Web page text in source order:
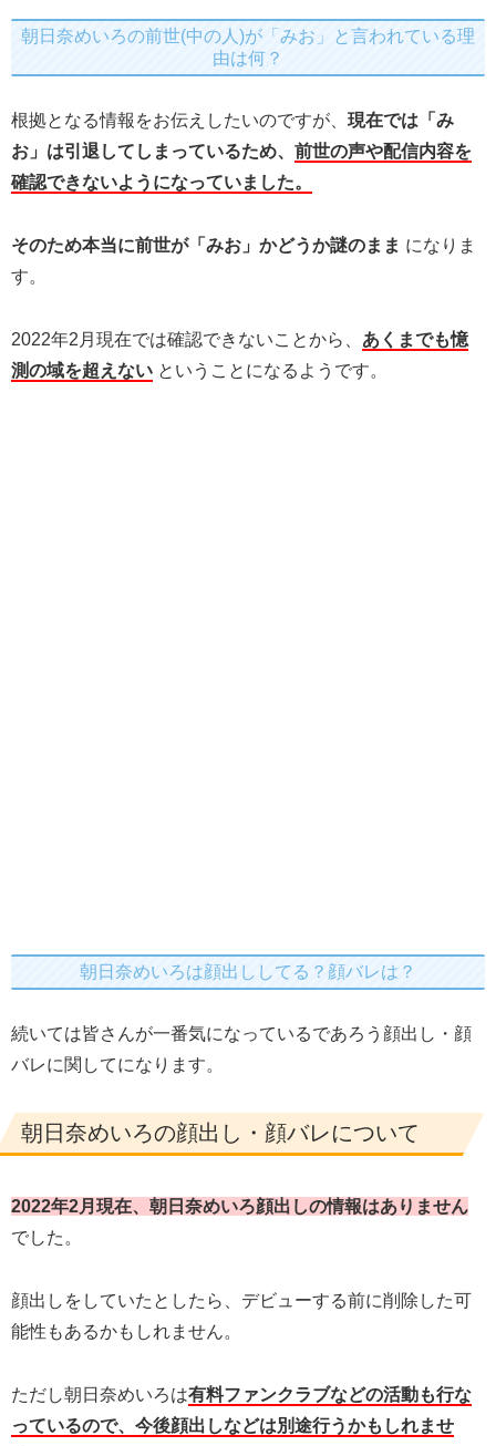
朝日奈めいろの前世(中の人)が「みお」と言われている理
由は何？
根拠となる情報をお伝えしたいのですが、 現在では「み
お」は引退してしまっているため、 前世の声や配信内容を
確認できないようになっていました。
そのため本当に前世が「みお」かどうか謎のまま になりま
す。
2022年2月現在では確認できないことから、 あくまでも憶
測の域を超えない ということになるようです。
朝日奈めいろは顔出ししてる？顔バレは？
続いては皆さんが一番気になっているであろう顔出し・顔
バレに関してになります。
朝日奈めいろの顔出し・顔バレについて
2022年2月現在、朝日奈めいろ顔出しの情報はありません
でした。
顔出しをしていたとしたら、デビューする前に削除した可
能性もあるかもしれません。
ただし朝日奈めいろは有料ファンクラブなどの活動も行な
っているので、今後顔出しなどは別途行うかもしれませ